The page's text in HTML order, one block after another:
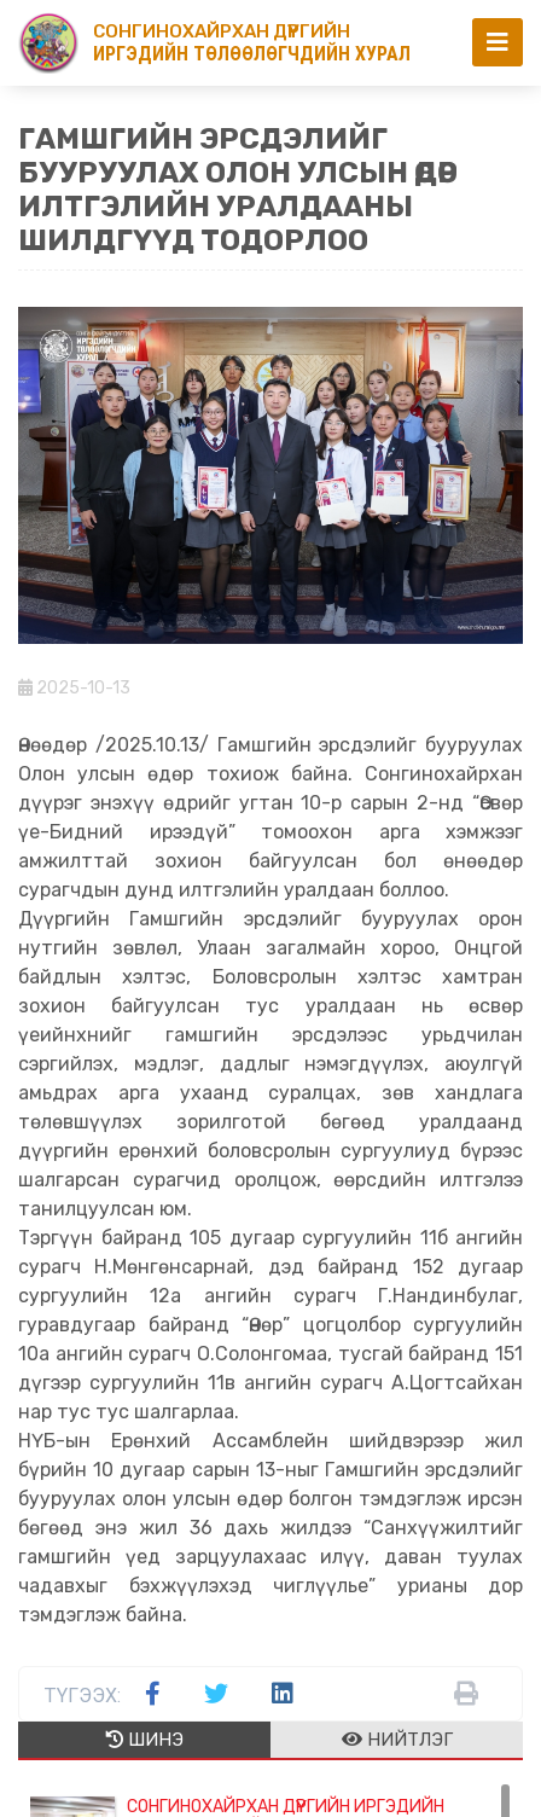
СОНГИНОХАЙРХАН ДҮҮРГИЙН
ИРГЭДИЙН ТӨЛӨӨЛӨГЧДИЙН ХУРАЛ
ГАМШГИЙН ЭРСДЭЛИЙГ
БУУРУУЛАХ ОЛОН УЛСЫН ӨДӨР
ИЛТГЭЛИЙН УРАЛДААНЫ
ШИЛДГҮҮД ТОДОРЛОО
2025-10-13
Өнөөдөр /2025.10.13/ Гамшгийн эрсдэлийг бууруулах
Олон улсын өдөр тохиож байна. Сонгинохайрхан
дүүрэг энэхүү өдрийг угтан 10-р сарын 2-нд “Өсвөр
үе-Бидний ирээдүй” томоохон арга хэмжээг
амжилттай зохион байгуулсан бол өнөөдөр
сурагчдын дунд илтгэлийн уралдаан боллоо.
Дүүргийн Гамшгийн эрсдэлийг бууруулах орон
нутгийн зөвлөл, Улаан загалмайн хороо, Онцгой
байдлын хэлтэс, Боловсролын хэлтэс хамтран
зохион байгуулсан тус уралдаан нь өсвөр
үеийнхнийг гамшгийн эрсдэлээс урьдчилан
сэргийлэх, мэдлэг, дадлыг нэмэгдүүлэх, аюулгүй
амьдрах арга ухаанд суралцах, зөв хандлага
төлөвшүүлэх зорилготой бөгөөд уралдаанд
дүүргийн ерөнхий боловсролын сургуулиуд бүрээс
шалгарсан сурагчид оролцож, өөрсдийн илтгэлээ
танилцуулсан юм.
Тэргүүн байранд 105 дугаар сургуулийн 11б ангийн
сурагч Н.Мөнгөнсарнай, дэд байранд 152 дугаар
сургуулийн 12а ангийн сурагч Г.Нандинбулаг,
гуравдугаар байранд “Өнөр” цогцолбор сургуулийн
10а ангийн сурагч О.Солонгомаа, тусгай байранд 151
дүгээр сургуулийн 11в ангийн сурагч А.Цогтсайхан
нар тус тус шалгарлаа.
НҮБ-ын Ерөнхий Ассамблейн шийдвэрээр жил
бүрийн 10 дугаар сарын 13-ныг Гамшгийн эрсдэлийг
бууруулах олон улсын өдөр болгон тэмдэглэж ирсэн
бөгөөд энэ жил 36 дахь жилдээ “Санхүүжилтийг
гамшгийн үед зарцуулахаас илүү, даван туулах
чадавхыг бэхжүүлэхэд чиглүүлье” урианы дор
тэмдэглэж байна.
ТҮГЭЭХ:
ШИНЭ НИЙТЛЭГ
СОНГИНОХАЙРХАН ДҮҮРГИЙН ИРГЭДИЙН